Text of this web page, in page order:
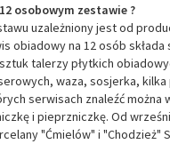
osobowym zestawie ?
uzależniony jest od
obiadowy na 12 osób składa
talerzy płytkich
waza, sosjerka, kilka
serwisach znaleźć można
i pieprzniczkę. Od
"Ćmielów" i "Chodzież"